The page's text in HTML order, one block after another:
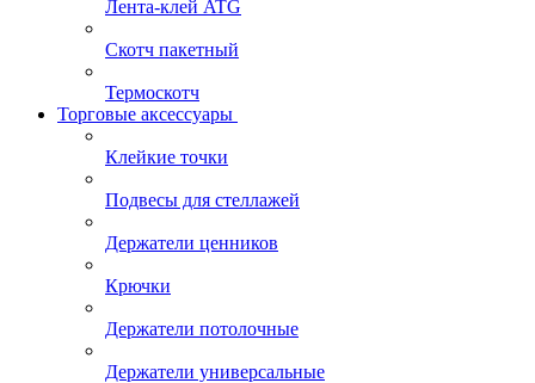
Лента-клей ATG
Скотч пакетный
Термоскотч
Торговые аксессуары
Клейкие точки
Подвесы для стеллажей
Держатели ценников
Крючки
Держатели потолочные
Держатели универсальные